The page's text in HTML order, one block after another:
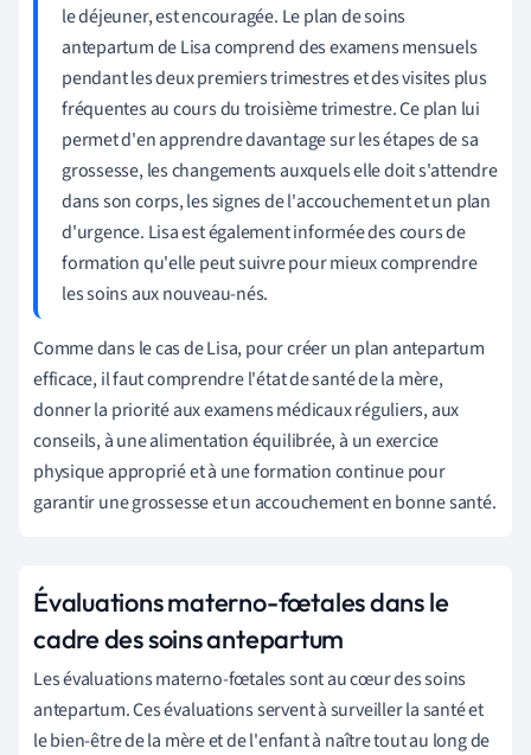
le déjeuner, est encouragée. Le plan de soins
antepartum de Lisa comprend des examens mensuels
pendant les deux premiers trimestres et des visites plus
fréquentes au cours du troisième trimestre. Ce plan lui
permet d'en apprendre davantage sur les étapes de sa
grossesse, les changements auxquels elle doit s'attendre
dans son corps, les signes de l'accouchement et un plan
d'urgence. Lisa est également informée des cours de
formation qu'elle peut suivre pour mieux comprendre
les soins aux nouveau-nés.
Comme dans le cas de Lisa, pour créer un plan antepartum
efficace, il faut comprendre l'état de santé de la mère,
donner la priorité aux examens médicaux réguliers, aux
conseils, à une alimentation équilibrée, à un exercice
physique approprié et à une formation continue pour
garantir une grossesse et un accouchement en bonne santé.
Évaluations materno-fœtales dans le
cadre des soins antepartum
Les évaluations materno-fœtales sont au cœur des soins
antepartum. Ces évaluations servent à surveiller la santé et
le bien-être de la mère et de l'enfant à naître tout au long de